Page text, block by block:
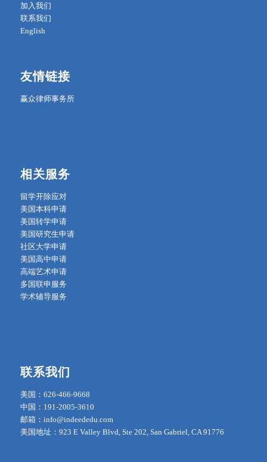
加入我们
联系我们
English
友情链接
赢众律师事务所
相关服务
留学开除应对
美国本科申请
美国转学申请
美国研究生申请
社区大学申请
美国高中申请
高端艺术申请
多国联申服务
学术辅导服务
联系我们
美国：626-466-9668
中国：191-2005-3610
邮箱：info@indeededu.com
美国地址：923 E Valley Blvd, Ste 202, San Gabriel, CA 91776